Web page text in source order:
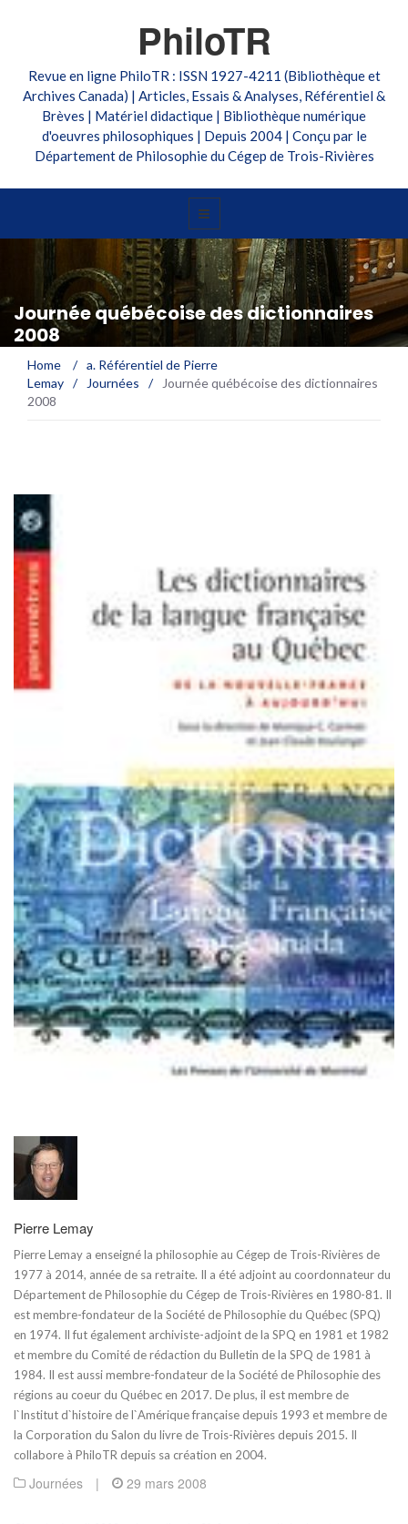
PhiloTR
Revue en ligne PhiloTR : ISSN 1927-4211 (Bibliothèque et
Archives Canada) | Articles, Essais & Analyses, Référentiel &
Brèves | Matériel didactique | Bibliothèque numérique
d'oeuvres philosophiques | Depuis 2004 | Conçu par le
Département de Philosophie du Cégep de Trois-Rivières
Journée québécoise des dictionnaires
2008
Home / a. Référentiel de Pierre
Lemay / Journées /
Journée québécoise des dictionnaires
2008
Pierre Lemay
Pierre Lemay a enseigné la philosophie au Cégep de Trois-Rivières de
1977 à 2014, année de sa retraite. Il a été adjoint au coordonnateur du
Département de Philosophie du Cégep de Trois-Rivières en 1980-81. Il
est membre-fondateur de la Société de Philosophie du Québec (SPQ)
en 1974. Il fut également archiviste-adjoint de la SPQ en 1981 et 1982
et membre du Comité de rédaction du Bulletin de la SPQ de 1981 à
1984. Il est aussi membre-fondateur de la Société de Philosophie des
régions au coeur du Québec en 2017. De plus, il est membre de
l`Institut d`histoire de l`Amérique française depuis 1993 et membre de
la Corporation du Salon du livre de Trois-Rivières depuis 2015. Il
collabore à PhiloTR depuis sa création en 2004.
Journées | 29 mars 2008